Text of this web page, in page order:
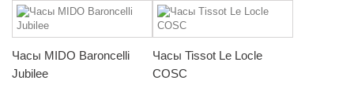
Часы MIDO Baroncelli
Jubilee
Часы Tissot Le Locle
COSC